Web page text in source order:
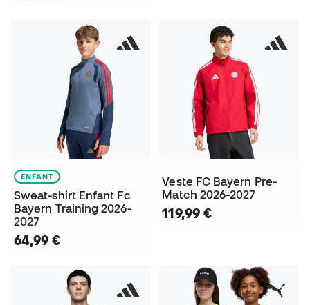
ENFANT
Sweat-shirt Enfant Fc
Bayern Training 2026-
2027
64,99 €
Veste FC Bayern Pre-
Match 2026-2027
119,99 €